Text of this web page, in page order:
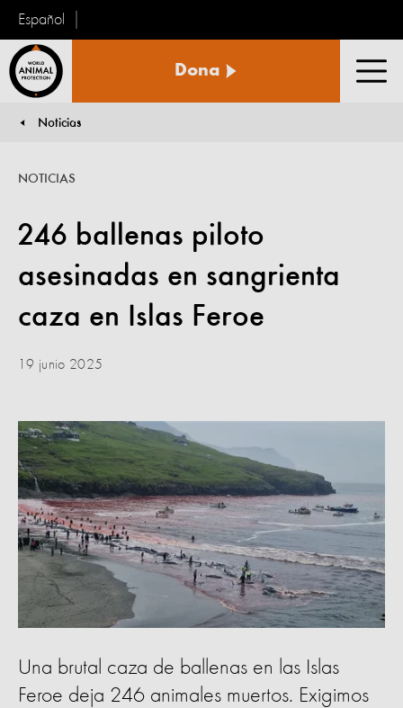
Español
Animal
Dona
Noticias
246 ballenas piloto
asesinadas en sangrienta
caza en Islas Feroe
NOTICIAS
19 junio 2025
Una brutal caza de ballenas en las Islas
Feroe deja 246 animales muertos. Exigimos